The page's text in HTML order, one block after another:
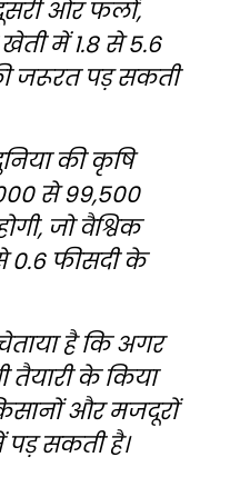
ओर फलों,
में 1.8 से 5.6
जरूरत पड़ सकती
की कृषि
से 99,500
जो वैश्विक
0.6 फीसदी के
है कि अगर
तैयारी के किया
और मजदूरों
सकती है।